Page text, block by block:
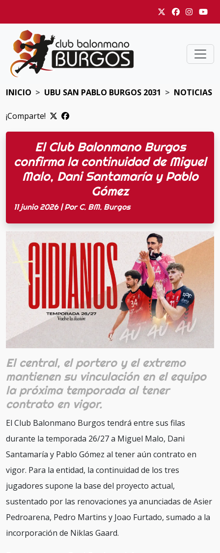
INICIO UBU SAN PABLO BURGOS 2031 NOTICIAS
¡Comparte!
El Club Balonmano Burgos
confirma la continuidad de Miguel
Malo, Dani Santamaría y Pablo
Gómez
11 junio 2026 | Por C. BM. Burgos
El central, el portero y el extremo
mantienen su vinculación en el equipo
la próxima temporada al tener
contrato en vigor.
El Club Balonmano Burgos tendrá entre sus filas
durante la temporada 26/27 a Miguel Malo, Dani
Santamaría y Pablo Gómez al tener aún contrato en
vigor. Para la entidad, la continuidad de los tres
jugadores supone la base del proyecto actual,
sustentado por las renovaciones ya anunciadas de Asier
Pedroarena, Pedro Martins y Joao Furtado, sumado a la
incorporación de Niklas Gaard.